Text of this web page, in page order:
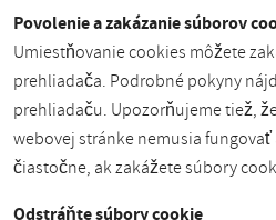
Povolenie a zakázanie súborov
Umiestňovanie cookies môžete
prehliadača. Podrobné pokyny
prehliadaču. Upozorňujeme tiež,
webovej stránke nemusia
čiastočne, ak zakážete súbory
Odstráňte súbory cookie